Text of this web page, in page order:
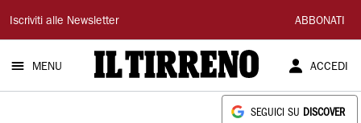
Il
Tirreno
Iscriviti alle Newsletter ABBONATI
MENU ACCEDI
SEGUICI SU DISCOVER